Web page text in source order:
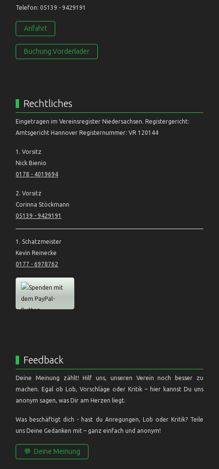
Telefon: 05139 - 9429191
Anfahrt
Buchung Vorderlader
Rechtliches
Eingetragen im Vereinsregister Niedersachsen. Registergericht:
Amtsgericht Hannover Registernummer: VR 120144
1. Vorsitz
Nick Bienio
0178 - 4019694
2. Vorsitz
Corinna Stöckmann
05139 - 9429191
1. Schatzmeister
Kevin Reinecke
0177 - 6978762
Feedback
Deine Meinung zählt! Hilf uns, unseren Verein noch besser zu
machen. Egal ob Lob, Vorschläge oder Kritik – hier kannst Du uns
anonym sagen, was Dir am Herzen liegt.
Was beschäftigt dich - hast du Anregungen, Lob oder Kritik? Teile
uns Deine Gedanken mit – ganz einfach und anonym!
💬 Deine Meinung